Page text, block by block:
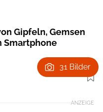
Gipfeln, Gemsen
Smartphone
Foto: Getty Images
31 Bilder
ANZEIGE